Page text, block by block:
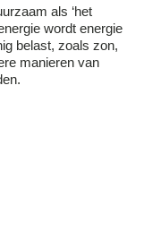
als ‘het
wordt energie
belast, zoals zon,
manieren van